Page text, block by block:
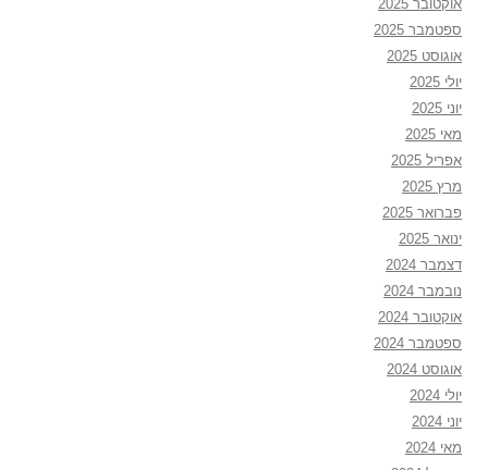
אוקטובר 2025
ספטמבר 2025
אוגוסט 2025
יולי 2025
יוני 2025
מאי 2025
אפריל 2025
מרץ 2025
פברואר 2025
ינואר 2025
דצמבר 2024
נובמבר 2024
אוקטובר 2024
ספטמבר 2024
אוגוסט 2024
יולי 2024
יוני 2024
מאי 2024